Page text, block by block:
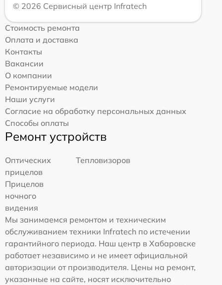
© 2026 Сервисный центр Infratech
Стоимость ремонта
Оплата и доставка
Контакты
Вакансии
О компании
Ремонтируемые модели
Наши услуги
Согласие на обработку персональных данных
Способы оплаты
Ремонт устройств
Оптических
прицелов
Тепловизоров
Прицелов
ночного
видения
Мы занимаемся ремонтом и техническим
обслуживанием техники Infratech по истечении
гарантийного периода. Наш центр в Хабаровске
работает независимо и не имеет официальной
авторизации от производителя. Цены на ремонт,
указанные на сайте, носят исключительно